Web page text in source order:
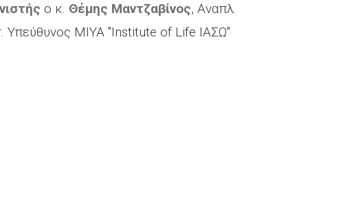
ο κ. Θέμης Μαντζαβίνος, Αναπλ.
Υπεύθυνος ΜΙΥΑ "Institute of Life ΙΑΣΩ"